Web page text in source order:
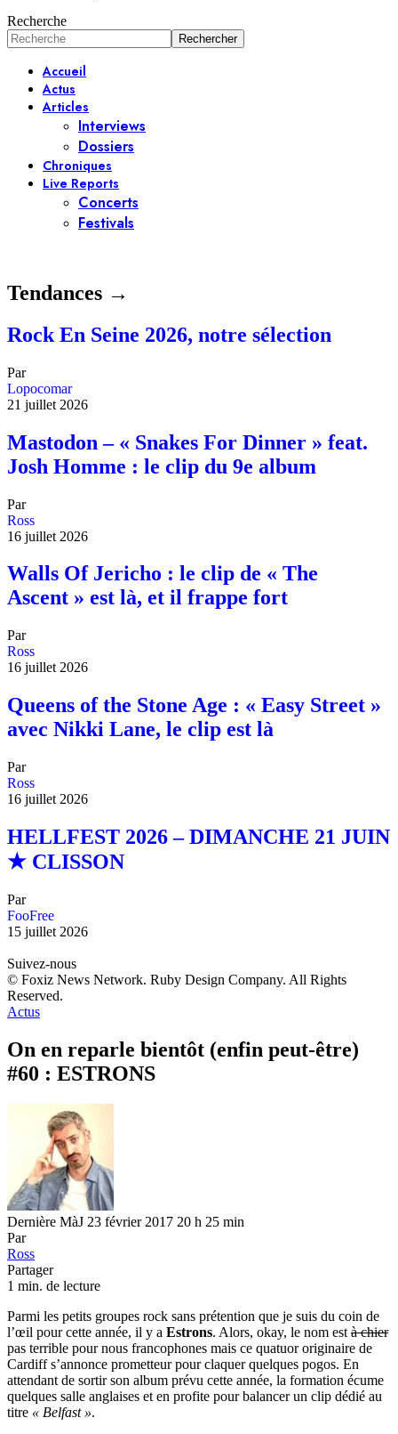
Recherche
Accueil
Actus
Articles
Interviews
Dossiers
Chroniques
Live Reports
Concerts
Festivals
Tendances →
Rock En Seine 2026, notre sélection
Par
Lopocomar
21 juillet 2026
Mastodon – « Snakes For Dinner » feat.
Josh Homme : le clip du 9e album
Par
Ross
16 juillet 2026
Walls Of Jericho : le clip de « The
Ascent » est là, et il frappe fort
Par
Ross
16 juillet 2026
Queens of the Stone Age : « Easy Street »
avec Nikki Lane, le clip est là
Par
Ross
16 juillet 2026
HELLFEST 2026 – DIMANCHE 21 JUIN
★ CLISSON
Par
FooFree
15 juillet 2026
Suivez-nous
© Foxiz News Network. Ruby Design Company. All Rights
Reserved.
Actus
On en reparle bientôt (enfin peut-être)
#60 : ESTRONS
Dernière MàJ 23 février 2017 20 h 25 min
Par
Ross
Partager
1 min. de lecture
Parmi les petits groupes rock sans prétention que je suis du coin de
l’œil pour cette année, il y a Estrons. Alors, okay, le nom est à chier
pas terrible pour nous francophones mais ce quatuor originaire de
Cardiff s’annonce prometteur pour claquer quelques pogos. En
attendant de sortir son album prévu cette année, la formation écume
quelques salle anglaises et en profite pour balancer un clip dédié au
titre « Belfast ».